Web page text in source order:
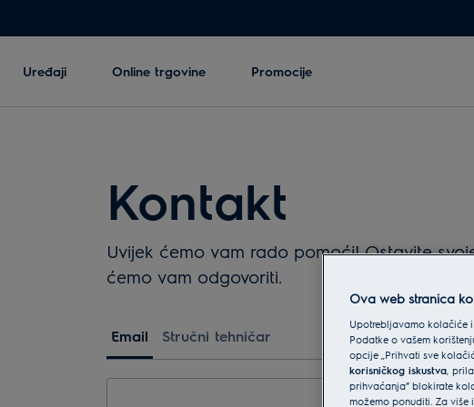
Uređaji Online trgovine Promocije
Kontakt
Uvijek ćemo vam rado pomoći! Ostavite
ćemo vam odgovoriti.
Email Stručni tehničar
Ova web stranica
Upotrebljavamo kolačiće i
Podatke o vašem
opcije „Prihvati sve
korisničkog iskustva,
prihvaćanja” blokirate
možemo ponuditi. Za